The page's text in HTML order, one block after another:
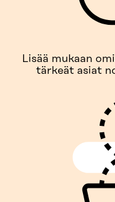
Lisää mukaan
tärkeät asiat